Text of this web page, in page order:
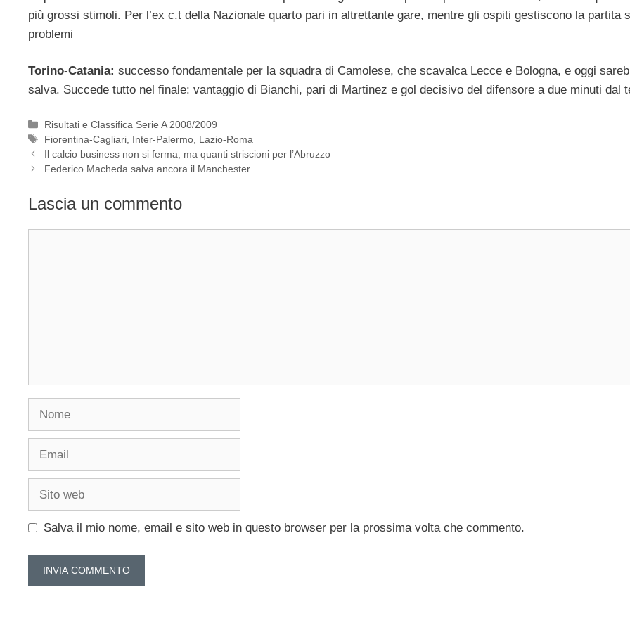
più grossi stimoli. Per l’ex c.t della Nazionale quarto pari in altrettante gare, mentre gli ospiti gestiscono la partita
problemi
Torino-Catania: successo fondamentale per la squadra di Camolese, che scavalca Lecce e Bologna, e oggi
salva. Succede tutto nel finale: vantaggio di Bianchi, pari di Martinez e gol decisivo del difensore a due minuti dal
Categorie
Risultati e Classifica Serie A 2008/2009
Tag
Fiorentina-Cagliari Inter-Palermo Lazio-Roma
Il calcio business non si ferma, ma quanti striscioni per l’Abruzzo
Federico Macheda salva ancora il Manchester
Lascia un commento
Nome
Email
Sito
Salva il mio nome, email e sito web in questo browser per la prossima volta che commento.